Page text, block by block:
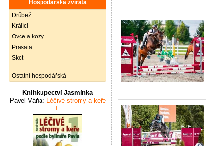
Hospodářská zvířata
Drůbež
Králíci
Ovce a kozy
Prasata
Skot
Ostatní hospodářská
Knihkupectví Jasmínka
Pavel Váňa: Léčivé stromy a keře
I.